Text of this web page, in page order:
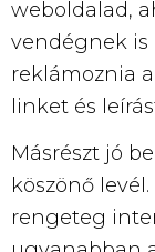
weboldalad,
vendégnek is
reklámoznia
linket és
Másrészt jó
köszönő
rengeteg